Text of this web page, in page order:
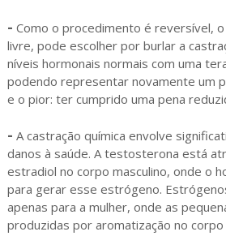
- Como o procedimento é reversível,
livre, pode escolher por burlar a
níveis hormonais normais com uma
podendo representar novamente um
e o pior: ter cumprido uma pena
- A castração química envolve
danos à saúde. A testosterona está
estradiol no corpo masculino, onde o
para gerar esse estrógeno.
apenas para a mulher, onde as
produzidas por aromatização no